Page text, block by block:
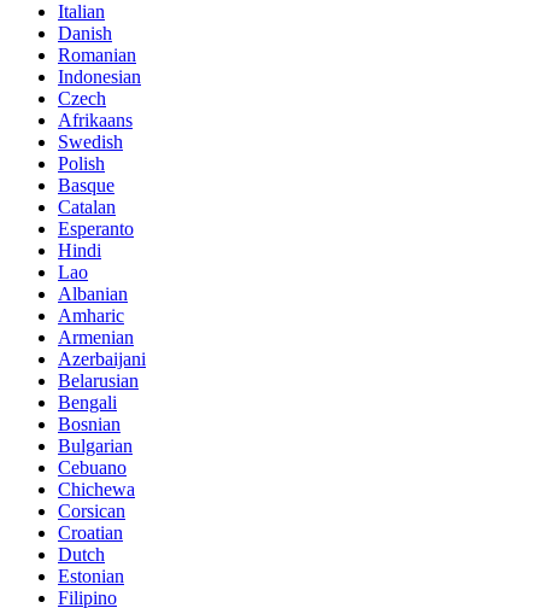
Italian
Danish
Romanian
Indonesian
Czech
Afrikaans
Swedish
Polish
Basque
Catalan
Esperanto
Hindi
Lao
Albanian
Amharic
Armenian
Azerbaijani
Belarusian
Bengali
Bosnian
Bulgarian
Cebuano
Chichewa
Corsican
Croatian
Dutch
Estonian
Filipino